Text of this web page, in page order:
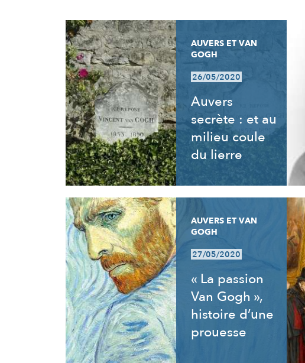
RÉSULTATS
AUVERS ET VAN
GOGH
26/05/2020
Auvers
secrète : et au
milieu coule
du lierre
AUVERS ET VAN
GOGH
27/05/2020
« La passion
Van Gogh »,
histoire d’une
prouesse